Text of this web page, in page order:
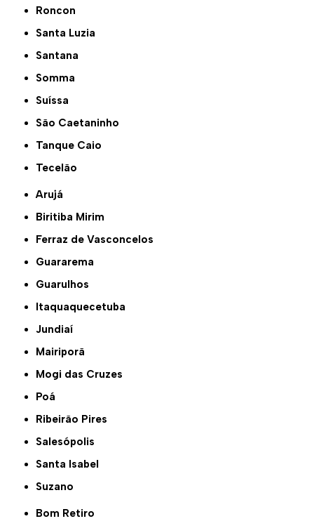
Roncon
Santa Luzia
Santana
Somma
Suíssa
São Caetaninho
Tanque Caio
Tecelão
Arujá
Biritiba Mirim
Ferraz de Vasconcelos
Guararema
Guarulhos
Itaquaquecetuba
Jundiaí
Mairiporã
Mogi das Cruzes
Poá
Ribeirão Pires
Salesópolis
Santa Isabel
Suzano
Bom Retiro